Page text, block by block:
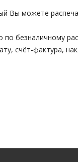
Вы можете
безналичному
счёт-фактура,